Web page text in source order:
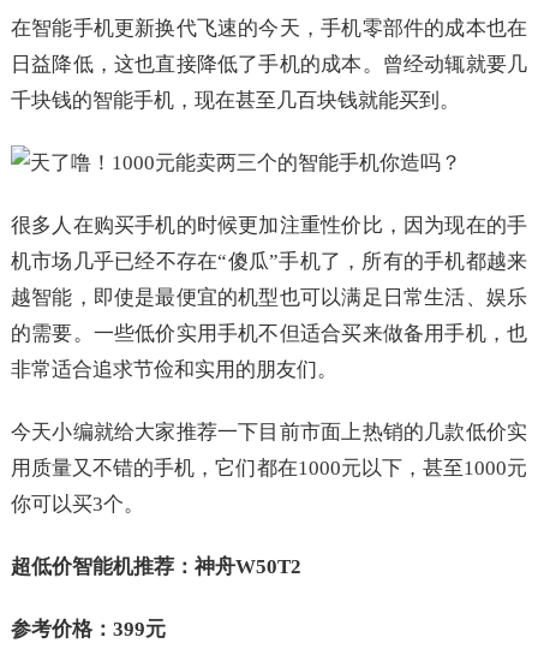
在智能手机更新换代飞速的今天，手机零部件的成本也在
日益降低，这也直接降低了手机的成本。曾经动辄就要几
千块钱的智能手机，现在甚至几百块钱就能买到。
很多人在购买手机的时候更加注重性价比，因为现在的手
机市场几乎已经不存在“傻瓜”手机了，所有的手机都越来
越智能，即使是最便宜的机型也可以满足日常生活、娱乐
的需要。一些低价实用手机不但适合买来做备用手机，也
非常适合追求节俭和实用的朋友们。
今天小编就给大家推荐一下目前市面上热销的几款低价实
用质量又不错的手机，它们都在1000元以下，甚至1000元
你可以买3个。
超低价智能机推荐：神舟W50T2
参考价格：399元